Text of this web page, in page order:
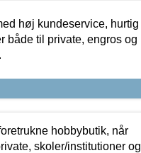
høj kundeservice, hurtig
både til private, engros og
hobbybutik, når
skoler/institutioner og